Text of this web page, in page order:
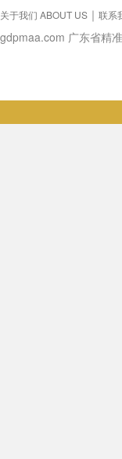
关于我们 ABOUT US ｜ 联系
gdpmaa.com 广东省精